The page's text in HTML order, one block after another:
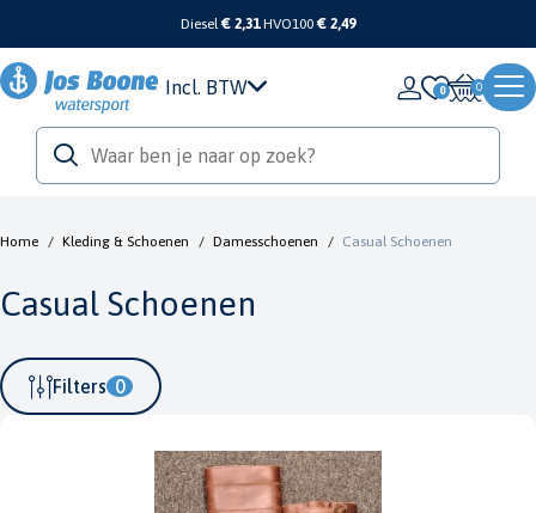
Diesel€ 2,31 HVO100 € 2,49
Incl. BTW 0
Home / Kleding & Schoenen / Damesschoenen / Casual Schoenen
Casual Schoenen
Filters 0